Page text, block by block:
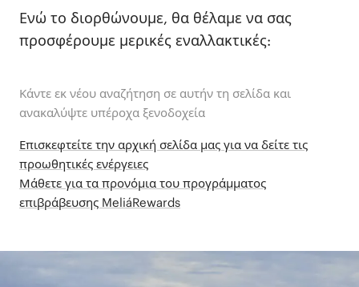
Ενώ το διορθώνουμε, θα θέλαμε να σας
προσφέρουμε μερικές εναλλακτικές:
Κάντε εκ νέου αναζήτηση σε αυτήν τη σελίδα και
ανακαλύψτε υπέροχα ξενοδοχεία
Επισκεφτείτε την αρχική σελίδα μας για να δείτε τις
προωθητικές ενέργειες
Μάθετε για τα προνόμια του προγράμματος
επιβράβευσης MeliáRewards